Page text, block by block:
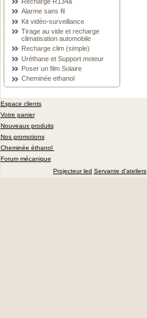
Alarme sans fil
Kit vidéo-surveillance
Tirage au vide et recharge
climatisation automobile
Recharge clim (simple)
Uréthane et Support moteur
Poser un film Solaire
Cheminée ethanol
Espace clients
Votre panier
Nouveaux produits
Nos promotions
Cheminée éthanol
Forum mécanique
Projecteur led Servante d'ateliers